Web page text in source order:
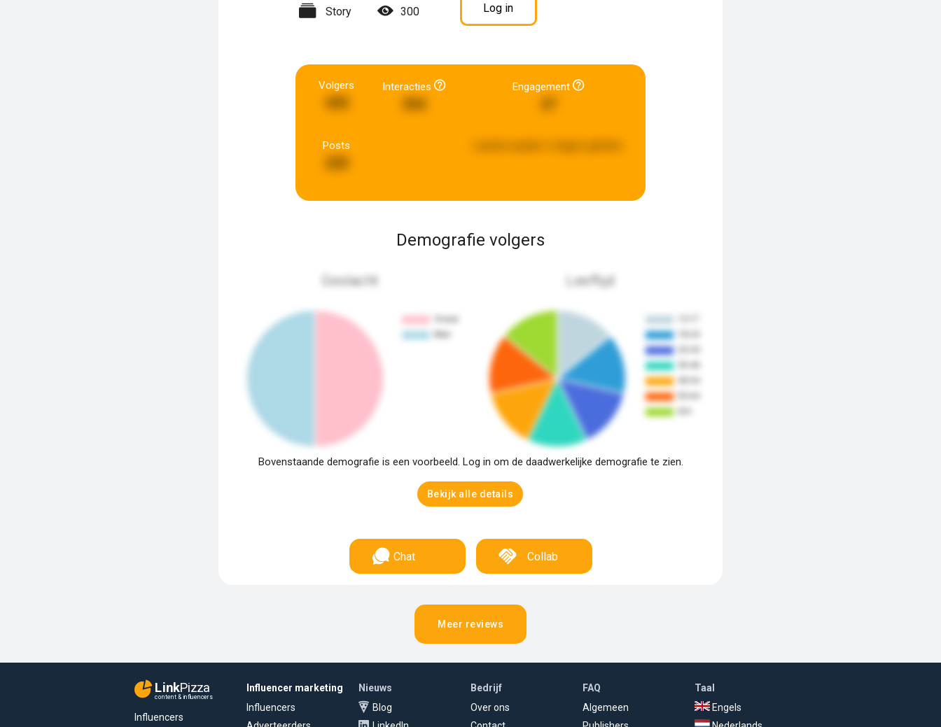
Story 300 Log in
Volgers Interacties Engagement
Posts
Demografie volgers
Geslacht Leeftijd
Bovenstaande demografie is een voorbeeld. Log in om de daadwerkelijke demografie te zien.
Bekijk alle details
Chat Collab
Meer reviews
LinkPizza
content & influencers
Influencers
Influencer marketing
Influencers
Nieuws
Blog
Bedrijf
Over ons
FAQ
Algemeen
Taal
Engels